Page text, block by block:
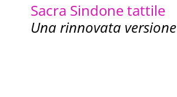
Sacra Sindone tattile
Una rinnovata versione